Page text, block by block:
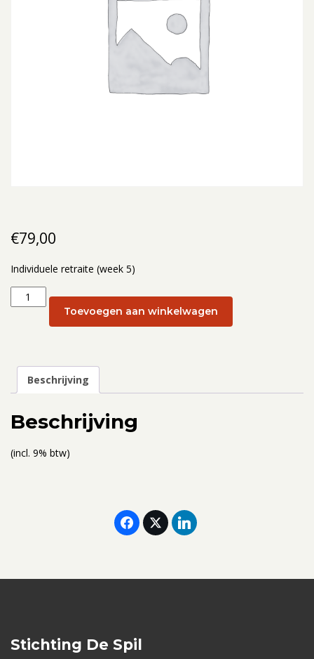
€79,00
Individuele retraite (week 5)
Individuele
retraite
januari
2025
Toevoegen aan winkelwagen
Beschrijving
Beschrijving
(incl. 9% btw)
Stichting De Spil